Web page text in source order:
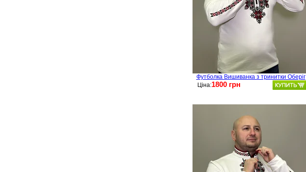
Футболка Вишиванка з тринитки Оберіг
Ціна:1800 грн